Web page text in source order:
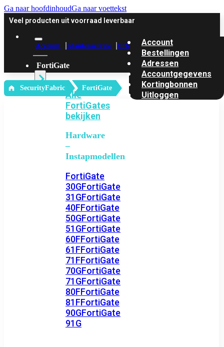
Ga naar hoofdinhoudGa naar voettekst
Veel producten uit voorraad leverbaar
Account Klantenservice Offerte
FortiGate
Alle
FortiGates
bekijken
Hardware
–
Instapmodellen
FortiGate
30GFortiGate
31GFortiGate
40FFortiGate
50GFortiGate
51GFortiGate
60FFortiGate
61FFortiGate
71FFortiGate
70GFortiGate
71GFortiGate
80FFortiGate
81FFortiGate
90GFortiGate
91G
Account
Bestellingen
Adressen
Accountgegevens
Kortingbonnen
Uitloggen
‎ SecurityFabric FortiGate